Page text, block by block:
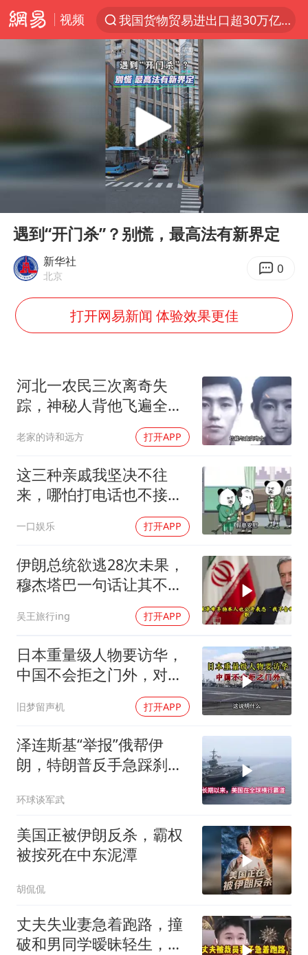
视频
我国货物贸易进出口超30万亿元
方程豹钛9新车申报
台风“白海豚”体型变大！环流面积接近13个浙江那么大
泰国校园枪击案死亡人数升至7人
国防部回应日本试射“战斧”导弹
江苏发布台风蓝色预警
“立秋的第一杯奶茶”又爆单了
曝美拒绝乌增购“爱国者”导弹请求
陕西省委书记赶赴柞水县杏坪镇
女孩摆摊卖菌子时收到北大通知书
改名后的“青海拉面”店
东方之约 相约未来
Play
遇到“开门杀”？别慌，最高法有新界定
新华社
北京 0
打开网易新闻 体验效果更佳
河北一农民三次离奇失
踪，神秘人背他飞遍全中
国，幕后真相是什么
老家的诗和远方 打开APP
这三种亲戚我坚决不往
来，哪怕打电话也不接，
一口娱乐 打开APP
伊朗总统欲逃28次未果，
穆杰塔巴一句话让其不敢
吴王旅行ing 打开APP
日本重量级人物要访华，
中国不会拒之门外，对日
旧梦留声机 打开APP
泽连斯基“举报”俄帮伊
朗，特朗普反手急踩刹
环球谈军武
美国正被伊朗反杀，霸权
被按死在中东泥潭
胡侃侃
丈夫失业妻急着跑路，撞
破和男同学暧昧轻生，反